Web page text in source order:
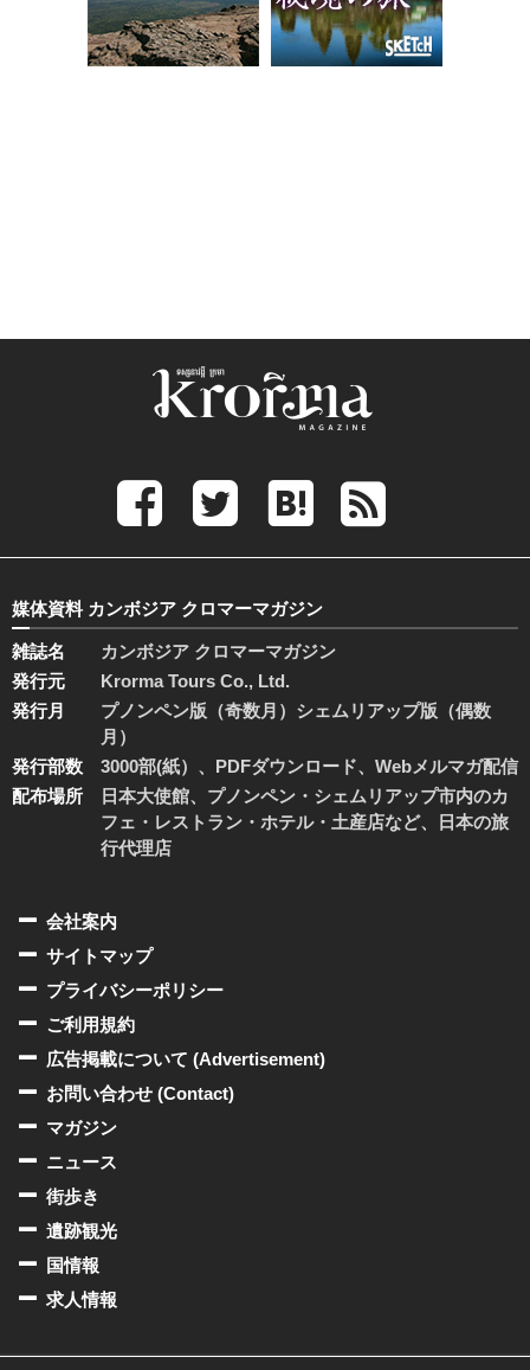
媒体資料 カンボジア クロマーマガジン
雑誌名
カンボジア クロマーマガジン
発行元
Krorma Tours Co., Ltd.
発行月
プノンペン版（奇数月）シェムリアップ版（偶数
月）
発行部数
3000部(紙）、PDFダウンロード、Webメルマガ配信
配布場所
日本大使館、プノンペン・シェムリアップ市内のカ
フェ・レストラン・ホテル・土産店など、日本の旅
行代理店
会社案内
サイトマップ
プライバシーポリシー
ご利用規約
広告掲載について (Advertisement)
お問い合わせ (Contact)
マガジン
ニュース
街歩き
遺跡観光
国情報
求人情報